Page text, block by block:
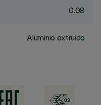
0.08
Aluminio extruido